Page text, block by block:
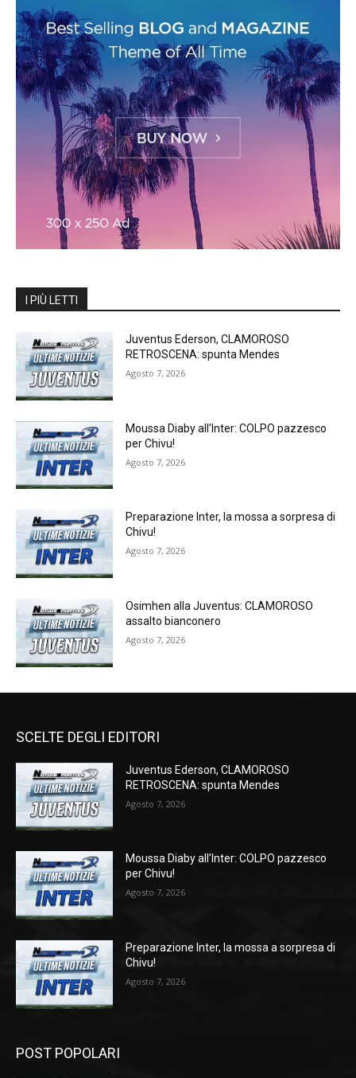
I PIÙ LETTI
Juventus Ederson, CLAMOROSO
RETROSCENA: spunta Mendes
Agosto 7, 2026
Moussa Diaby all’Inter: COLPO pazzesco
per Chivu!
Agosto 7, 2026
Preparazione Inter, la mossa a sorpresa di
Chivu!
Agosto 7, 2026
Osimhen alla Juventus: CLAMOROSO
assalto bianconero
Agosto 7, 2026
SCELTE DEGLI EDITORI
Juventus Ederson, CLAMOROSO
RETROSCENA: spunta Mendes
Agosto 7, 2026
Moussa Diaby all’Inter: COLPO pazzesco
per Chivu!
Agosto 7, 2026
Preparazione Inter, la mossa a sorpresa di
Chivu!
Agosto 7, 2026
POST POPOLARI